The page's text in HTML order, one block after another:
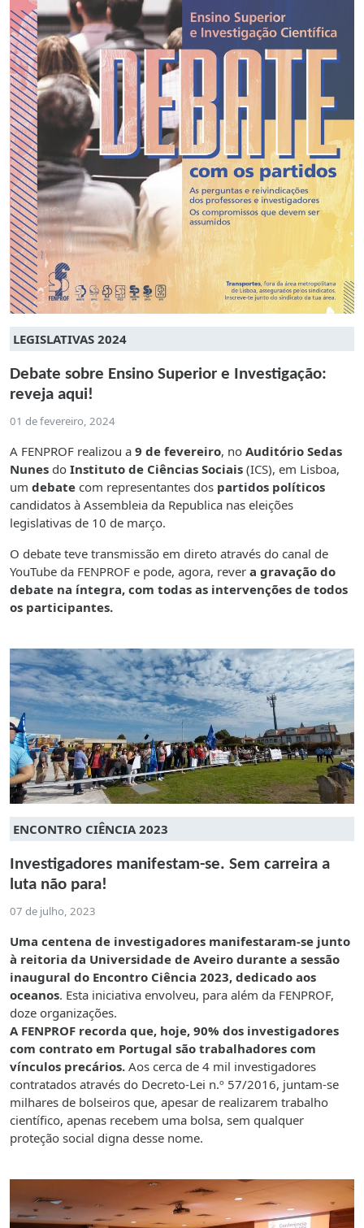
LEGISLATIVAS 2024
Debate sobre Ensino Superior e Investigação:
reveja aqui!
01 de fevereiro, 2024
A FENPROF realizou a 9 de fevereiro, no Auditório Sedas
Nunes do Instituto de Ciências Sociais (ICS), em Lisboa,
um debate com representantes dos partidos políticos
candidatos à Assembleia da Republica nas eleições
legislativas de 10 de março.
O debate teve transmissão em direto através do canal de
YouTube da FENPROF e pode, agora, rever a gravação do
debate na íntegra, com todas as intervenções de todos
os participantes.
ENCONTRO CIÊNCIA 2023
Investigadores manifestam-se. Sem carreira a
luta não para!
07 de julho, 2023
Uma centena de investigadores manifestaram-se junto
à reitoria da Universidade de Aveiro durante a sessão
inaugural do Encontro Ciência 2023, dedicado aos
oceanos. Esta iniciativa envolveu, para além da FENPROF,
doze organizações.
A FENPROF recorda que, hoje, 90% dos investigadores
com contrato em Portugal são trabalhadores com
vínculos precários. Aos cerca de 4 mil investigadores
contratados através do Decreto-Lei n.º 57/2016, juntam-se
milhares de bolseiros que, apesar de realizarem trabalho
científico, apenas recebem uma bolsa, sem qualquer
proteção social digna desse nome.